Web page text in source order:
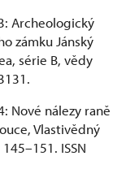
Archeologický
zámku Jánský
série B, vědy
Nové nálezy raně
Vlastivědný
ISSN